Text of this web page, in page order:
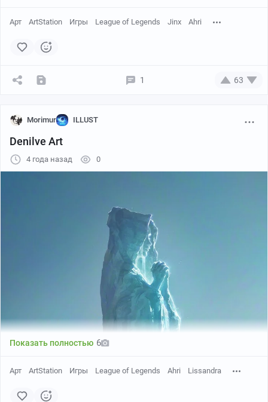
Арт ArtStation Игры League of Legends Jinx Ahri
1 63
Morimur ILLUST
Denilve Art
4 года назад 0
Показать полностью 6
Арт ArtStation Игры League of Legends Ahri Lissandra